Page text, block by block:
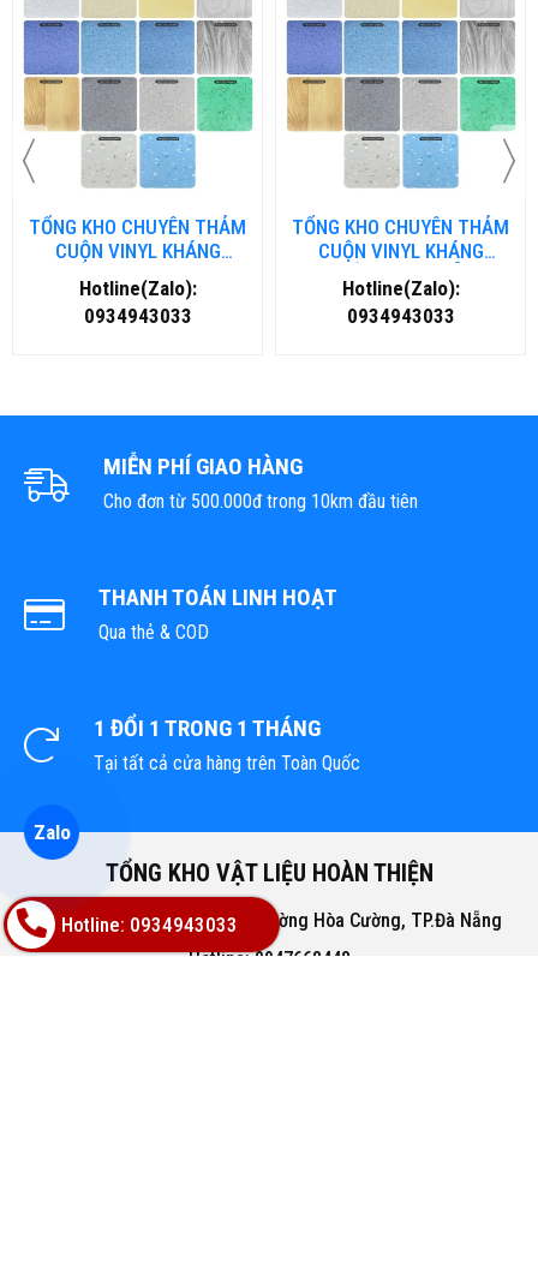
TỔNG KHO CHUYÊN THẢM
CUỘN VINYL KHÁNG
KHUẨN TẠI NHA TRANG
Hotline(Zalo):
0934943033
TỔNG KHO CHUYÊN THẢM
CUỘN VINYL KHÁNG
KHUẨN TẠI ĐÀ NẴNG
Hotline(Zalo):
0934943033
MIỄN PHÍ GIAO HÀNG
Cho đơn từ 500.000đ trong 10km đầu tiên
THANH TOÁN LINH HOẠT
Qua thẻ & COD
1 ĐỔI 1 TRONG 1 THÁNG
Tại tất cả cửa hàng trên Toàn Quốc
TỔNG KHO VẬT LIỆU HOÀN THIỆN
Địa chỉ: 02A Nguyễn Trác, Phường Hòa Cường, TP.Đà Nẵng
Hotline: 0947668448
Hotline: 0934943033
Zalo